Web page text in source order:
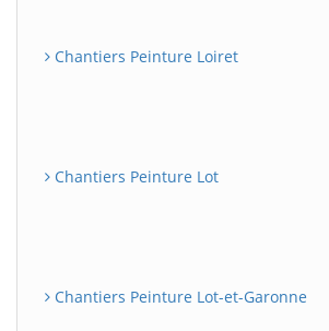
Chantiers Peinture Loiret
Chantiers Peinture Lot
Chantiers Peinture Lot-et-Garonne